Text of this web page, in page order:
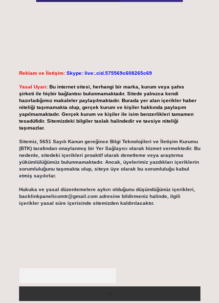
Reklam ve İletişim: Skype: live:.cid.575569c608265c69
Yasal Uyarı: Bu internet sitesi, herhangi bir marka, kurum veya şahıs
şirketi ile hiçbir bağlantısı bulunmamaktadır. Sitede yalnızca kendi
hazırladığımız makaleler paylaşılmaktadır. Burada yer alan içerikler haber
niteliği taşımamakta olup, gerçek kurum ve kişiler hakkında paylaşım
yapılmamaktadır. Gerçek kurum ve kişiler ile isim benzerlikleri tamamen
tesadüfidir. Sitemizdeki bilgiler taslak halindedir ve tavsiye niteliği
taşımazlar.
Sitemiz, 5651 Sayılı Kanun gereğince Bilgi Teknolojileri ve İletişim Kurumu
(BTK) tarafından onaylanmış bir Yer Sağlayıcı olarak hizmet vermektedir. Bu
nedenle, sitedeki içerikleri proaktif olarak denetleme veya araştırma
yükümlülüğümüz bulunmamaktadır. Ancak, üyelerimiz yazdıkları içeriklerin
sorumluluğunu taşımakta olup, siteye üye olarak bu sorumluluğu kabul
etmiş sayılırlar.
Hukuka ve yasal düzenlemelere aykırı olduğunu düşündüğünüz içerikleri,
backlinkpanelicomtr@gmail.comadresine bildirmeniz halinde, ilgili
içerikler yasal süre içerisinde sitemizden kaldırılacaktır.